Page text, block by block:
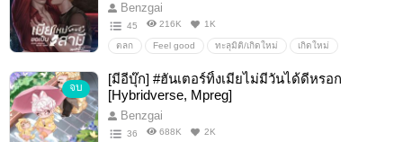
Benzgai
45 216K 1K
ตลก Feel good ทะลุมิติ/เกิดใหม่ เกิดใหม่
เมะลูกหมา เมะสวย โรแมนซ์/romance ตลก/comedy
จบ
[มีอีบุ๊ก] #ฮันเตอร์ทิ้งเมียไม่มีวันได้ดีหรอก
[Hybridverse, Mpreg]
Benzgai
36 688K 2K